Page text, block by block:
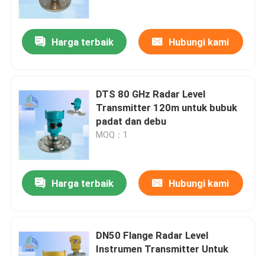
Harga terbaik Hubungi kami
DTS 80 GHz Radar Level
Transmitter 120m untuk bubuk
padat dan debu
MOQ：1
Harga terbaik Hubungi kami
DN50 Flange Radar Level
Instrumen Transmitter Untuk